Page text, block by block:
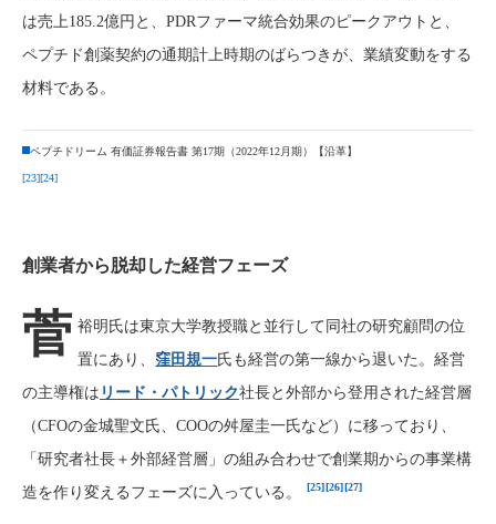
は売上185.2億円と、PDRファーマ統合効果のピークアウトと、
ペプチド創薬契約の通期計上時期のばらつきが、業績変動をする
材料である。
ペプチドリーム 有価証券報告書 第17期（2022年12月期）【沿革】
[23][24]
創業者から脱却した経営フェーズ
菅 裕明氏は東京大学教授職と並行して同社の研究顧問の位
置にあり、窪田規一氏も経営の第一線から退いた。経営
の主導権は リード・パトリック社長と外部から登用された経営層
（CFOの金城聖文氏、COOの舛屋圭一氏など）に移っており、
「研究者社長＋外部経営層」の組み合わせで創業期からの事業構
造を作り変えるフェーズに入っている。
[25][26][27]